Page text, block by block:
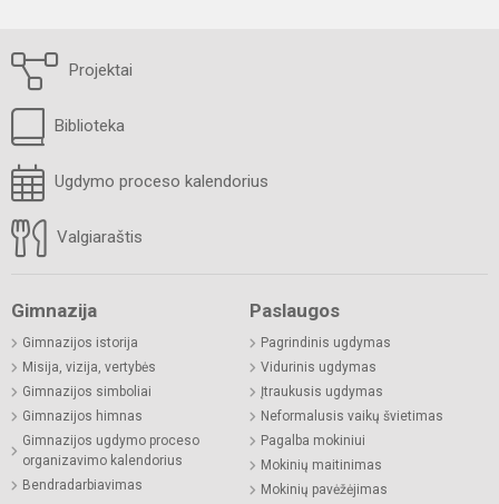
Projektai
Biblioteka
Ugdymo proceso kalendorius
Valgiaraštis
Gimnazija
Gimnazijos istorija
Misija, vizija, vertybės
Gimnazijos simboliai
Gimnazijos himnas
Gimnazijos ugdymo proceso
organizavimo kalendorius
Bendradarbiavimas
Paslaugos
Pagrindinis ugdymas
Vidurinis ugdymas
Įtraukusis ugdymas
Neformalusis vaikų švietimas
Pagalba mokiniui
Mokinių maitinimas
Mokinių pavėžėjimas